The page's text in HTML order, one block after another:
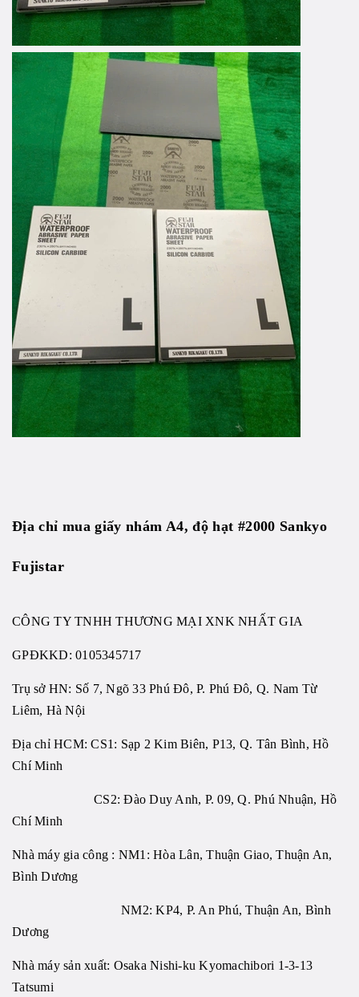
Địa chỉ mua giấy nhám A4, độ hạt #2000 Sankyo
Fujistar
CÔNG TY TNHH THƯƠNG MẠI XNK NHẤT GIA
GPĐKKD: 0105345717
Trụ sở HN: Số 7, Ngõ 33 Phú Đô, P. Phú Đô, Q. Nam Từ
Liêm, Hà Nội
Địa chỉ HCM: CS1: Sạp 2 Kim Biên, P13, Q. Tân Bình, Hồ
Chí Minh
CS2: Đào Duy Anh, P. 09, Q. Phú Nhuận, Hồ
Chí Minh
Nhà máy gia công : NM1: Hòa Lân, Thuận Giao, Thuận An,
Bình Dương
NM2: KP4, P. An Phú, Thuận An, Bình
Dương
Nhà máy sản xuất: Osaka Nishi-ku Kyomachibori 1-3-13
Tatsumi